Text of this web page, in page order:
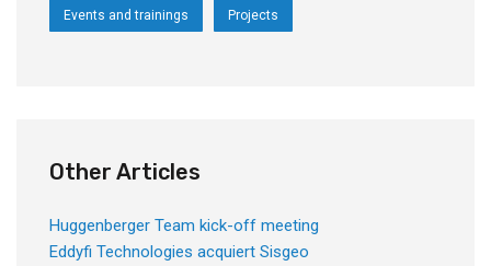
Events and trainings Projects
Other Articles
Huggenberger Team kick-off meeting
Eddyfi Technologies acquiert Sisgeo